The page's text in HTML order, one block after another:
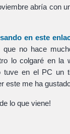
abría con
en este
que no hace
lo colgaré en la
tuve en el PC un
este me ha
lo que viene!